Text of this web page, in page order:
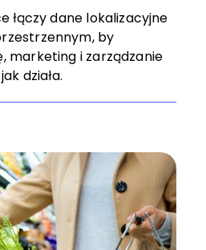
łączy dane lokalizacyjne
by
marketing i zarządzanie
działa.